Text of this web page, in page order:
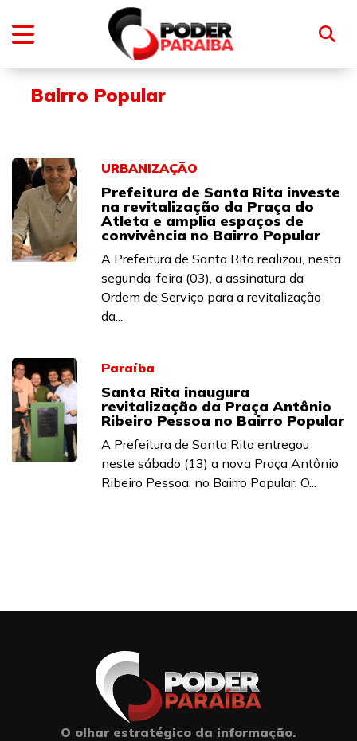
Bairro Popular
URBANIZAÇÃO
Prefeitura de Santa Rita investe
na revitalização da Praça do
Atleta e amplia espaços de
convivência no Bairro Popular
A Prefeitura de Santa Rita realizou, nesta
segunda-feira (03), a assinatura da
Ordem de Serviço para a revitalização
da...
Paraíba
Santa Rita inaugura
revitalização da Praça Antônio
Ribeiro Pessoa no Bairro Popular
A Prefeitura de Santa Rita entregou
neste sábado (13) a nova Praça Antônio
Ribeiro Pessoa, no Bairro Popular. O...
O olhar estratégico da informação.